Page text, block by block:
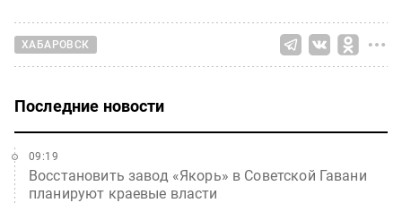
ХАБАРОВСК
Последние новости
Восстановить завод «Якорь» в Советской Гавани
планируют краевые власти
09:19